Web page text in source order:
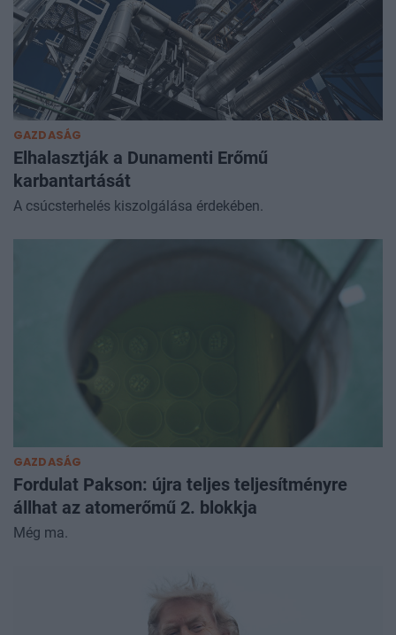
GAZDASÁG
Elhalasztják a Dunamenti Erőmű
karbantartását
A csúcsterhelés kiszolgálása érdekében.
GAZDASÁG
Fordulat Pakson: újra teljes teljesítményre
állhat az atomerőmű 2. blokkja
Még ma.